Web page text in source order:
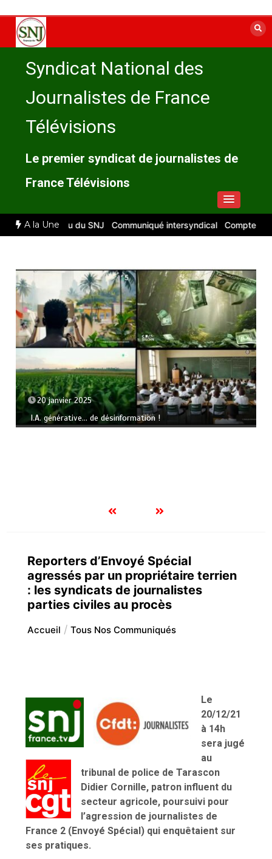
contenu
Syndicat National des
Journalistes de France
Télévisions
Le premier syndicat de journalistes de
France Télévisions
A la Une
rendu du SNJ Communiqué intersyndical Compte-rendu
20 janvier 2025
I.A. générative… de désinformation !
Reporters d’Envoyé Spécial
agressés par un propriétaire terrien
: les syndicats de journalistes
parties civiles au procès
Accueil Tous Nos Communiqués
Le
20/12/21
à 14h
sera jugé
au
tribunal de police de Tarascon
Didier Cornille, patron influent du
secteur agricole, poursuivi pour
l’agression de journalistes de
France 2 (Envoyé Spécial) qui enquêtaient sur
ses pratiques.